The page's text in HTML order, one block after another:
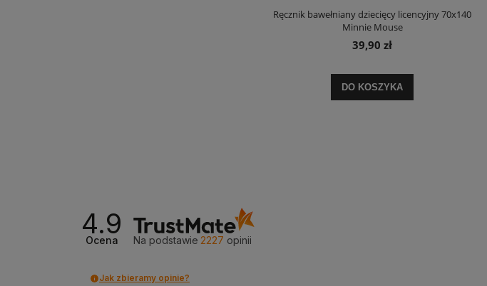
Ręcznik bawełniany dziecięcy licencyjny 70x140
Minnie Mouse
39,90 zł
DO KOSZYKA
4.9
Ocena Na podstawie 2227 opinii
Jak zbieramy opinie?